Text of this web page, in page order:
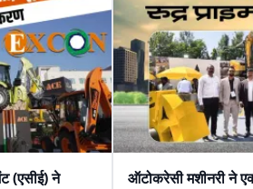
(एसीई) ने
ऑटोकरेसी मशीनरी ने